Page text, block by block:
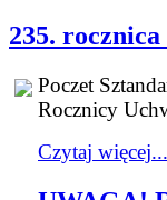
235.
Poczet
Rocznicy
Czytaj więcej...